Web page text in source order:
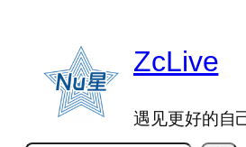
ZcLive
遇见更好的自